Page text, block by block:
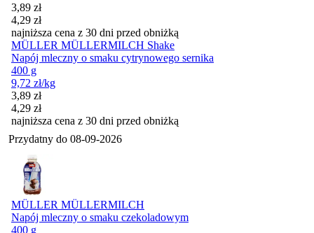
Cena promocyjna
3,89 zł
4,29 zł
najniższa cena z 30 dni przed obniżką
MÜLLER MÜLLERMILCH Shake
Napój mleczny o smaku cytrynowego sernika
400 g
9,72 zł/kg
Cena promocyjna
3,89 zł
4,29 zł
najniższa cena z 30 dni przed obniżką
Przydatny do 08-09-2026
MÜLLER MÜLLERMILCH
Napój mleczny o smaku czekoladowym
400 g